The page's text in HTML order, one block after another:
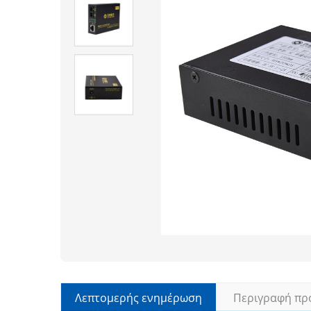
Λεπτομερής ενημέρωση Περιγραφή